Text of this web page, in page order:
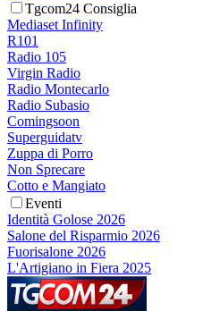
Tgcom24 Consiglia
Mediaset Infinity
R101
Radio 105
Virgin Radio
Radio Montecarlo
Radio Subasio
Comingsoon
Superguidatv
Zuppa di Porro
Non Sprecare
Cotto e Mangiato
Eventi
Identità Golose 2026
Salone del Risparmio 2026
Fuorisalone 2026
L'Artigiano in Fiera 2025